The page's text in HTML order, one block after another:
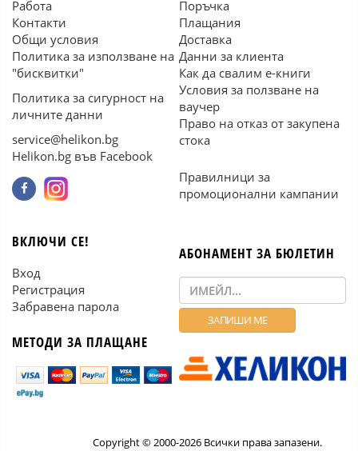
Работа
Контакти
Общи условия
Политика за използване на
"бисквитки"
Политика за сигурност на
личните данни
service@helikon.bg
Helikon.bg във Facebook
Поръчка
Плащания
Доставка
Данни за клиента
Как да свалим е-книги
Условия за ползване на
ваучер
Право на отказ от закупена
стока
Правилници за
промоционални кампании
ВКЛЮЧИ СЕ!
Вход
Регистрация
Забравена парола
МЕТОДИ ЗА ПЛАЩАНЕ
АБОНАМЕНТ ЗА БЮЛЕТИН
Copyright © 2000-2026 Всички права запазени.